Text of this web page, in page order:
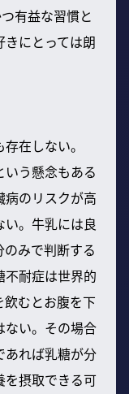
有益な習慣と
にとっては朗
在しない。
いう懸念もある
病のリスクが高
い。牛乳には良
みで判断する
不耐症は世界的
むとお腹を下
ない。その場合
あれば乳糖が分
を摂取できる可